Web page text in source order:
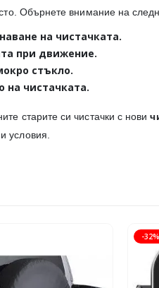
Обърнете внимание на
на чистачката.
при движение.
стъкло.
на чистачката.
старите си чистачки с нови
условия.
-32%